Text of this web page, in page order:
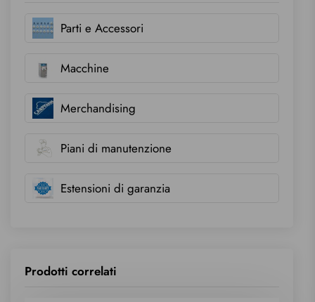
Parti e Accessori
Macchine
Merchandising
Piani di manutenzione
Estensioni di garanzia
Prodotti correlati